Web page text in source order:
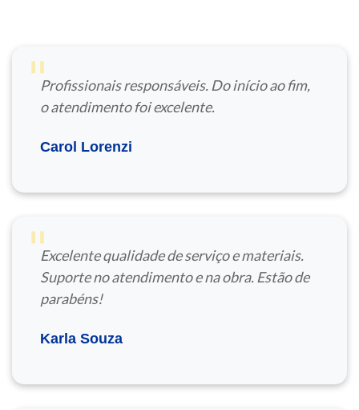
"Profissionais responsáveis. Do início ao fim,
o atendimento foi excelente.
Carol Lorenzi
"Excelente qualidade de serviço e materiais.
Suporte no atendimento e na obra. Estão de
parabéns!
Karla Souza